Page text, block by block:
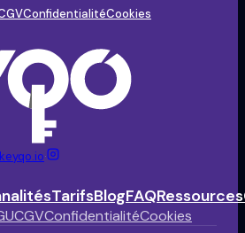
ConfidentialitéCookies
·
TarifsBlogFAQRessources
CGVConfidentialitéCookies